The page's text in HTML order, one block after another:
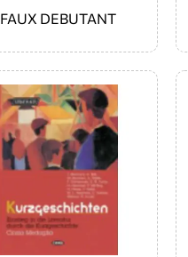
FAUX DEBUTANT